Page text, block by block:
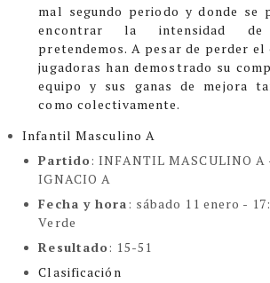
mal segundo periodo y donde se
encontrar la intensidad
pretendemos. A pesar de perder el
jugadoras han demostrado su
equipo y sus ganas de mejora
como colectivamente.
Infantil Masculino A
Partido: INFANTIL MASCULINO A
IGNACIO A
Fecha y hora: sábado 11 enero -
Verde
Resultado: 15-51
Clasificación